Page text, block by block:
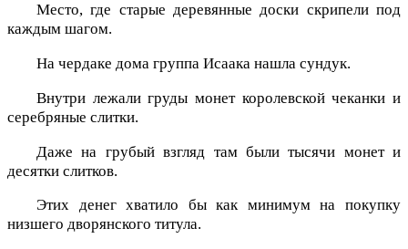
Место, где старые деревянные доски скрипели под
каждым шагом.
На чердаке дома группа Исаака нашла сундук.
Внутри лежали груды монет королевской чеканки и
серебряные слитки.
Даже на грубый взгляд там были тысячи монет и
десятки слитков.
Этих денег хватило бы как минимум на покупку
низшего дворянского титула.